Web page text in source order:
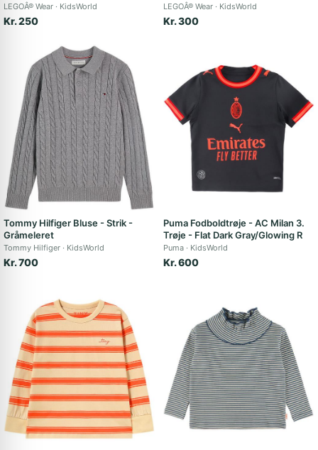
LEGOÂ® Wear KidsWorld
Kr. 250
LEGOÂ® Wear KidsWorld
Kr. 300
Tommy Hilfiger Bluse - Strik -
Gråmeleret
Tommy Hilfiger KidsWorld
Kr. 700
Puma Fodboldtrøje - AC Milan 3.
Trøje - Flat Dark Gray/Glowing R
Puma KidsWorld
Kr. 600